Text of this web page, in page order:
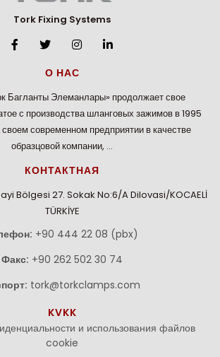
Tork Fixing Systems
О НАС
Багланты Элеманлары» продолжает свое
с производства шланговых зажимов в 1995
своем современном предприятии в качестве
образцовой компании, …
КОНТАКТНАЯ
Bölgesi 27. Sokak No:6/A Dilovasi/KOCAELİ
TÜRKİYE
+90 444 22 08 (pbx)
Факс: +90 262 502 30 74
tork@torkclamps.com
KVKK
и использования файлов
cookie